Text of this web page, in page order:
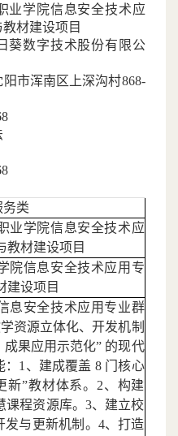
业学院信息安全技术应
材建设项目
葵数字技术股份有限公
市浑南区上深沟村868-
务类
业学院信息安全技术应
教材建设项目
院信息安全技术应用专
建设项目
息安全技术应用专业群
资源立体化、开发机制
果应用示范化” 的现代
1、建成覆盖 8 门核心
新”教材体系。2、构建
课程资源库。3、建立校
与更新机制。4、打造